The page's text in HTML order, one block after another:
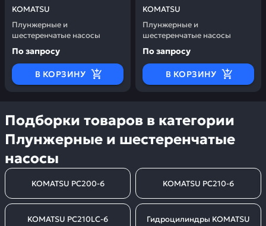
KOMATSU
Плунжерные и
шестеренчатые насосы
По запросу
В КОРЗИНУ
KOMATSU
Плунжерные и
шестеренчатые насосы
По запросу
В КОРЗИНУ
Подборки товаров в категории
Плунжерные и шестеренчатые
насосы
KOMATSU PC200-6 KOMATSU PC210-6
KOMATSU PC210LC-6 Гидроцилиндры KOMATSU